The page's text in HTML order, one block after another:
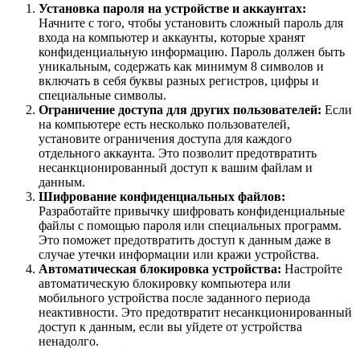
Установка пароля на устройстве и аккаунтах:
Начните с того, чтобы установить сложный пароль для
входа на компьютер и аккаунты, которые хранят
конфиденциальную информацию. Пароль должен быть
уникальным, содержать как минимум 8 символов и
включать в себя буквы разных регистров, цифры и
специальные символы.
Ограничение доступа для других пользователей: Если
на компьютере есть несколько пользователей,
установите ограничения доступа для каждого
отдельного аккаунта. Это позволит предотвратить
несанкционированный доступ к вашим файлам и
данным.
Шифрование конфиденциальных файлов:
Разработайте привычку шифровать конфиденциальные
файлы с помощью пароля или специальных программ.
Это поможет предотвратить доступ к данным даже в
случае утечки информации или кражи устройства.
Автоматическая блокировка устройства: Настройте
автоматическую блокировку компьютера или
мобильного устройства после заданного периода
неактивности. Это предотвратит несанкционированный
доступ к данным, если вы уйдете от устройства
ненадолго.